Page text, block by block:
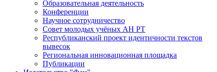
Образовательная деятельность
Конференции
Научное сотрудничество
Совет молодых учёных АН РТ
Республиканский проект идентичности текстов
вывесок
Региональная инновационная площадка
Публикации